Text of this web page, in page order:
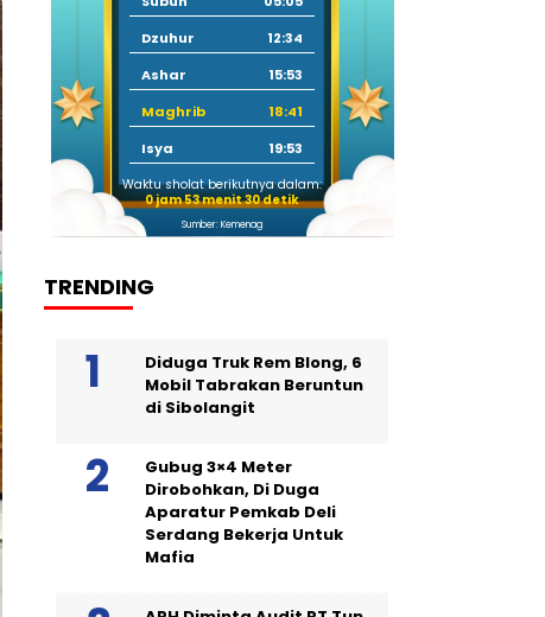
Dzuhur
12:34
Ashar
15:53
Maghrib
18:41
Isya
19:53
Waktu sholat berikutnya dalam:
0 jam 53 menit 29 detik
Sumber: Kemenag
TRENDING
Diduga Truk Rem Blong, 6
Mobil Tabrakan Beruntun
di Sibolangit
Gubug 3×4 Meter
Dirobohkan, Di Duga
Aparatur Pemkab Deli
Serdang Bekerja Untuk
Mafia